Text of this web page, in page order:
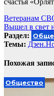
счастья
по
записям
Ветеранам
Вышел в свет
Раздел:
Темы:
Похожая
Общество